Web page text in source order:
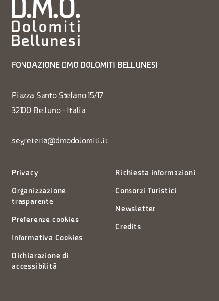
FONDAZIONE DMO DOLOMITI BELLUNESI
Piazza Santo Stefano 15/17
32100 Belluno - Italia
segreteria@dmodolomiti.it
Privacy
Organizzazione
trasparente
Preferenze cookies
Informativa Cookies
Dichiarazione di
accessibilità
Richiesta informazioni
Consorzi Turistici
Newsletter
Credits